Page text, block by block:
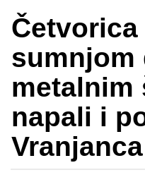
Četvorica
sumnjom
metalnim
napali i
Vranjanca